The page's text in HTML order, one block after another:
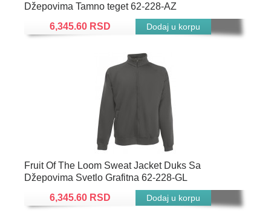
Džepovima Tamno teget 62-228-AZ
6,345.60 RSD
Fruit Of The Loom Sweat Jacket Duks Sa
Džepovima Svetlo Grafitna 62-228-GL
6,345.60 RSD